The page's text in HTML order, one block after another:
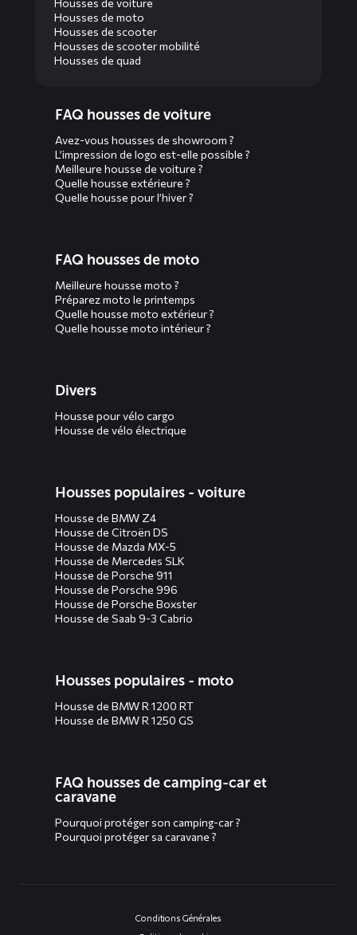
Housses de voiture
Housses de moto
Housses de scooter
Housses de scooter mobilité
Housses de quad
menusFAQ housses de voiture
Avez-vous housses de showroom ?
L’impression de logo est-elle possible ?
Meilleure housse de voiture ?
Quelle housse extérieure ?
Quelle housse pour l’hiver ?
FAQ housses de moto
Meilleure housse moto ?
Préparez moto le printemps
Quelle housse moto extérieur ?
Quelle housse moto intérieur ?
Divers
Housse pour vélo cargo
Housse de vélo électrique
Housses populaires - voiture
Housse de BMW Z4
Housse de Citroën DS
Housse de Mazda MX-5
Housse de Mercedes SLK
Housse de Porsche 911
Housse de Porsche 996
Housse de Porsche Boxster
Housse de Saab 9-3 Cabrio
Housses populaires - moto
Housse de BMW R 1200 RT
Housse de BMW R 1250 GS
FAQ housses de camping-car et
caravane
Pourquoi protéger son camping-car ?
Pourquoi protéger sa caravane ?
Conditions Générales